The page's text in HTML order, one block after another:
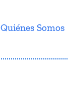
Quiénes Somos